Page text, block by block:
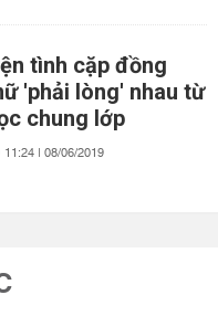
tình cặp đồng
'phải lòng' nhau từ
chung lớp
11:24 | 08/06/2019